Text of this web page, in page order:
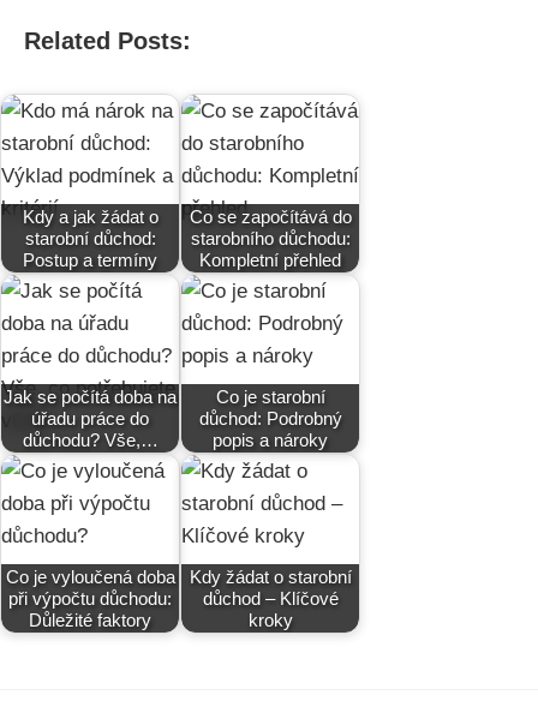
Related Posts:
Kdy a jak žádat o
starobní důchod:
Postup a termíny
Co se započítává do
starobního důchodu:
Kompletní přehled
Jak se počítá doba na
úřadu práce do
důchodu? Vše,…
Co je starobní
důchod: Podrobný
popis a nároky
Co je vyloučená doba
při výpočtu důchodu:
Důležité faktory
Kdy žádat o starobní
důchod – Klíčové
kroky